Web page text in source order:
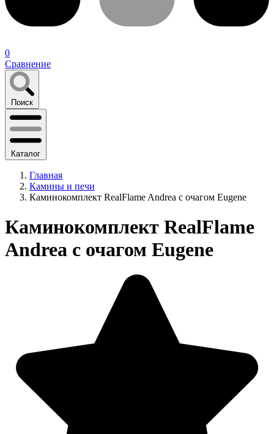
0
Сравнение
Поиск
Каталог
Главная
Камины и печи
Каминокомплект RealFlame Andrea с очагом Eugene
Каминокомплект RealFlame
Andrea с очагом Eugene